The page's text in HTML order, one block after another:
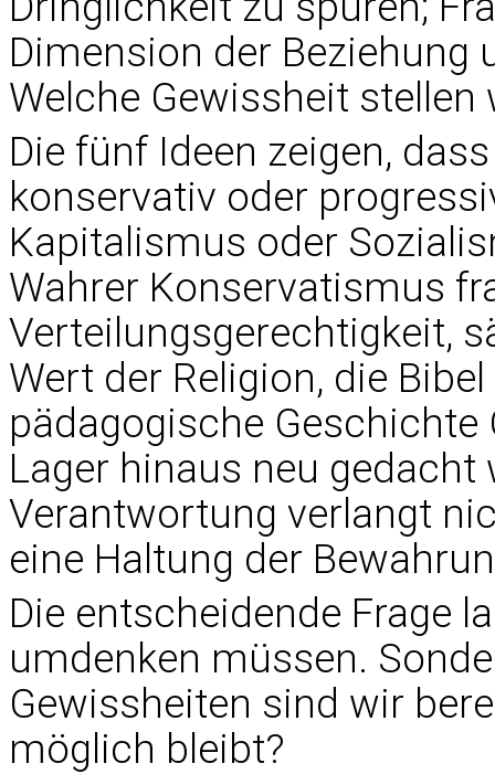
Dimension der Beziehung
Welche Gewissheit stellen
Die fünf Ideen zeigen,
konservativ oder
Kapitalismus oder
Wahrer Konservatismus
Verteilungsgerechtigkeit,
Wert der Religion, die
pädagogische
Lager hinaus neu
Verantwortung verlangt
eine Haltung der
Die entscheidende Frage
umdenken müssen.
Gewissheiten sind wir
möglich bleibt?